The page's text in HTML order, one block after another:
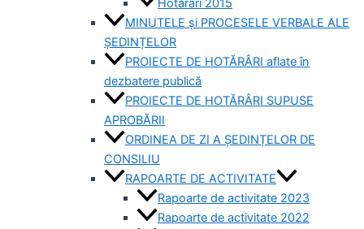
MINUTELE și PROCESELE VERBALE ALE
ȘEDINȚELOR
PROIECTE DE HOTĂRÂRI aflate în
dezbatere publică
PROIECTE DE HOTĂRÂRI SUPUSE
APROBĂRII
ORDINEA DE ZI A ȘEDINȚELOR DE
CONSILIU
RAPOARTE DE ACTIVITATE
Rapoarte de activitate 2023
Rapoarte de activitate 2022